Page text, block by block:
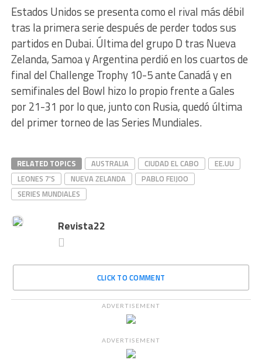
Estados Unidos se presenta como el rival más débil
tras la primera serie después de perder todos sus
partidos en Dubai. Última del grupo D tras Nueva
Zelanda, Samoa y Argentina perdió en los cuartos de
final del Challenge Trophy 10-5 ante Canadá y en
semifinales del Bowl hizo lo propio frente a Gales
por 21-31 por lo que, junto con Rusia, quedó última
del primer torneo de las Series Mundiales.
RELATED TOPICS AUSTRALIA CIUDAD EL CABO
EE.UU
LEONES 7'S
NUEVA ZELANDA
PABLO FEIJOO
SERIES MUNDIALES
Revista22
CLICK TO COMMENT
ADVERTISEMENT
ADVERTISEMENT